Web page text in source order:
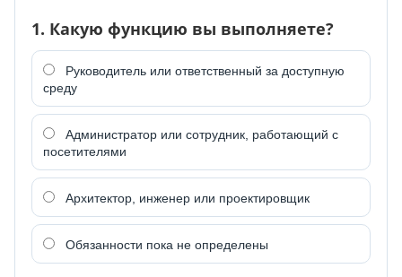
1. Какую функцию вы выполняете?
Руководитель или ответственный за доступную
среду
Администратор или сотрудник, работающий с
посетителями
Архитектор, инженер или проектировщик
Обязанности пока не определены